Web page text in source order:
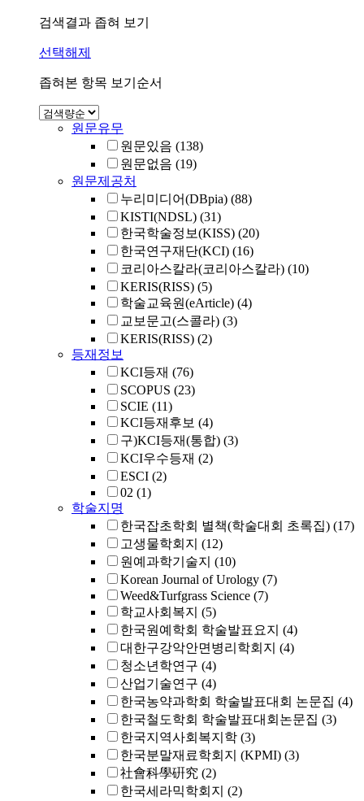
검색결과 좁혀 보기
선택해제
좁혀본 항목 보기순서
원문유무
원문있음 (138)
원문없음 (19)
원문제공처
누리미디어(DBpia) (88)
KISTI(NDSL) (31)
한국학술정보(KISS) (20)
한국연구재단(KCI) (16)
코리아스칼라(코리아스칼라) (10)
KERIS(RISS) (5)
학술교육원(eArticle) (4)
교보문고(스콜라) (3)
KERIS(RISS) (2)
등재정보
KCI등재 (76)
SCOPUS (23)
SCIE (11)
KCI등재후보 (4)
구)KCI등재(통합) (3)
KCI우수등재 (2)
ESCI (2)
02 (1)
학술지명
한국잡초학회 별책(학술대회 초록집) (17)
고생물학회지 (12)
원예과학기술지 (10)
Korean Journal of Urology (7)
Weed&Turfgrass Science (7)
학교사회복지 (5)
한국원예학회 학술발표요지 (4)
대한구강악안면병리학회지 (4)
청소년학연구 (4)
산업기술연구 (4)
한국농약과학회 학술발표대회 논문집 (4)
한국철도학회 학술발표대회논문집 (3)
한국지역사회복지학 (3)
한국분말재료학회지 (KPMI) (3)
社會科學硏究 (2)
한국세라믹학회지 (2)